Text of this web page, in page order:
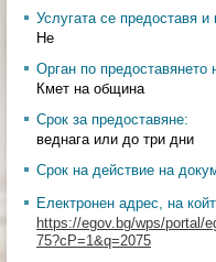
Услугата се предоставя
Не
Орган по предоставянето
Кмет на община
Срок за предоставяне:
веднага или до три дни
Срок на действие на
Електронен адрес, на
https://egov.bg/wps/portal/
75?cP=1&q=2075